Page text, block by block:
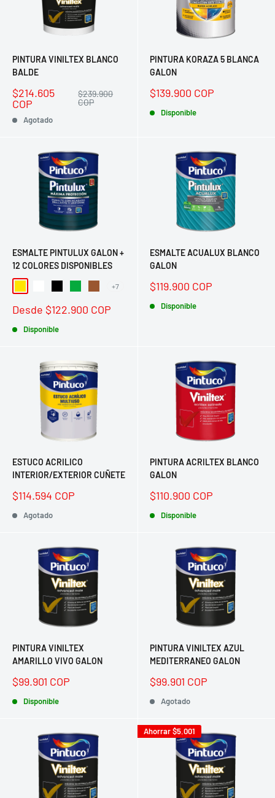
PINTURA VINILTEX BLANCO
BALDE
Precio
de
venta
$214.605
COP
Precio
habitual
$239.900
COP
Agotado
PINTURA KORAZA 5 BLANCA
GALON
Precio
venta
$139.900 COP
Disponible
ESMALTE PINTULUX GALON +
12 COLORES DISPONIBLES
Verde Esmeralda
+7
Precio
venta
Desde $122.900 COP
Disponible
ESMALTE ACUALUX BLANCO
GALON
Precio
venta
$119.900 COP
Disponible
ESTUCO ACRILICO
INTERIOR/EXTERIOR CUÑETE
Precio
venta
$114.594 COP
Agotado
PINTURA ACRILTEX BLANCO
GALON
Precio
venta
$110.900 COP
Disponible
PINTURA VINILTEX
AMARILLO VIVO GALON
Precio
venta
$99.901 COP
Disponible
PINTURA VINILTEX AZUL
MEDITERRANEO GALON
Precio
venta
$99.901 COP
Agotado
Ahorrar$5.001